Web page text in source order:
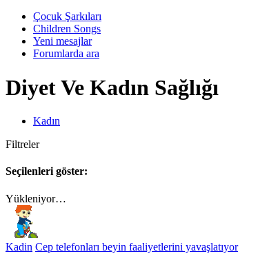
Çocuk Şarkıları
Children Songs
Yeni mesajlar
Forumlarda ara
Diyet Ve Kadın Sağlığı
Kadın
Filtreler
Seçilenleri göster:
Yükleniyor…
Kadin Cep telefonları beyin faaliyetlerini yavaşlatıyor